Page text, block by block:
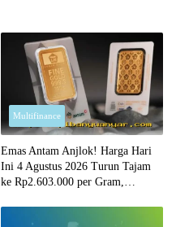
Multifinance
Emas Antam Anjlok! Harga Hari
Ini 4 Agustus 2026 Turun Tajam
ke Rp2.603.000 per Gram,